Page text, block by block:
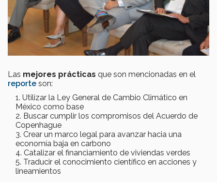
Las mejores prácticas que son mencionadas en el
reporte son:
Utilizar la Ley General de Cambio Climático en
México como base
Buscar cumplir los compromisos del Acuerdo de
Copenhague
Crear un marco legal para avanzar hacia una
economía baja en carbono
Catalizar el financiamiento de viviendas verdes
Traducir el conocimiento científico en acciones y
lineamientos